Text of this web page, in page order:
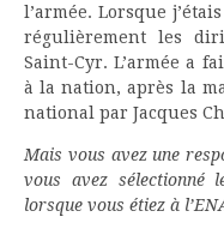
l’armée. Lorsque
régulièrement les
Saint-Cyr. L’armée a
à la nation, après la
national par Jacques
Mais vous avez une
vous avez sélectionné
lorsque vous étiez à